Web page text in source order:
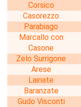
Corsico
Casorezzo
Parabiago
Marcallo con
Casone
Zelo Surrigone
Arese
Lainate
Baranzate
Gudo Visconti